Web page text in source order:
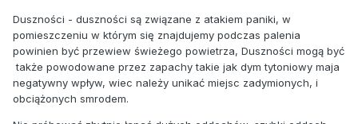
Duszności - duszności są związane z atakiem paniki, w
pomieszczeniu w którym się znajdujemy podczas palenia
powinien być przewiew świeżego powietrza, Duszności mogą być
także powodowane przez zapachy takie jak dym tytoniowy maja
negatywny wpływ, wiec należy unikać miejsc zadymionych, i
obciążonych smrodem.